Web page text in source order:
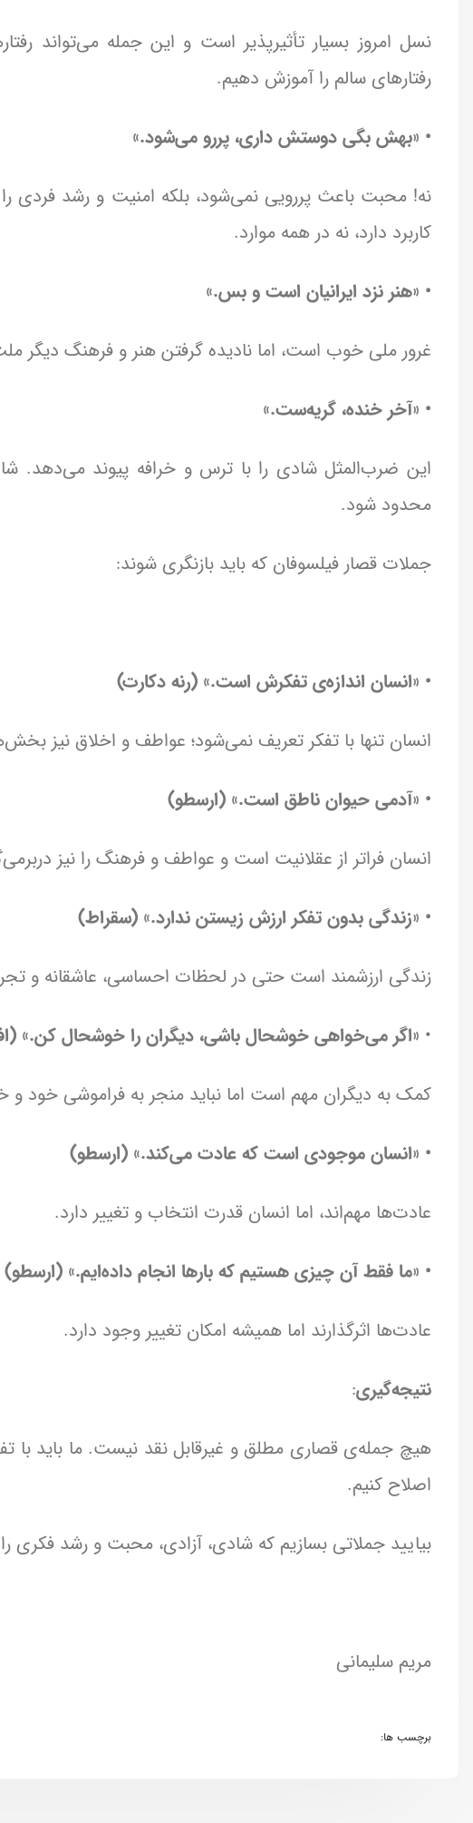
نسل امروز بسیار تأثیرپذیر است و این جمله می‌تواند
رفتارهای سالم را آموزش دهیم.
• «بهش بگی دوستش داری، پررو می‌شود.»
نه! محبت باعث پررویی نمی‌شود، بلکه امنیت و رشد فردی
کاربرد دارد، نه در همه موارد.
• «هنر نزد ایرانیان است و بس.»
غرور ملی خوب است، اما نادیده گرفتن هنر و فرهنگ دیگر
• «آخر خنده، گریه‌ست.»
این ضرب‌المثل شادی را با ترس و خرافه پیوند می‌دهد.
محدود شود.
جملات قصار فیلسوفان که باید بازنگری شوند:
• «انسان اندازه‌ی تفکرش است.» (رنه دکارت)
انسان تنها با تفکر تعریف نمی‌شود؛ عواطف و اخلاق نیز
• «آدمی حیوان ناطق است.» (ارسطو)
انسان فراتر از عقلانیت است و عواطف و فرهنگ را نیز
• «زندگی بدون تفکر ارزش زیستن ندارد.» (سقراط)
زندگی ارزشمند است حتی در لحظات احساسی، عاشقانه و
• «اگر می‌خواهی خوشحال باشی، دیگران را خوشحال کن.»
کمک به دیگران مهم است اما نباید منجر به فراموشی خود
• «انسان موجودی است که عادت می‌کند.» (ارسطو)
عادت‌ها مهم‌اند، اما انسان قدرت انتخاب و تغییر دارد.
• «ما فقط آن چیزی هستیم که بارها انجام داده‌ایم.» (ارسطو)
عادت‌ها اثرگذارند اما همیشه امکان تغییر وجود دارد.
نتیجه‌گیری:
هیچ جمله‌ی قصاری مطلق و غیرقابل نقد نیست. ما باید با
اصلاح کنیم.
بیایید جملاتی بسازیم که شادی، آزادی، محبت و رشد فکری
مریم سلیمانی
برچسب ها: